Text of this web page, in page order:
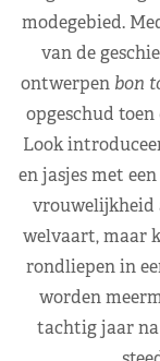
modegebied.
van de
ontwerpen bon
opgeschud
Look
en jasjes met
vrouwelijkheid
welvaart, maar
rondliepen in
worden
tachtig jaar na